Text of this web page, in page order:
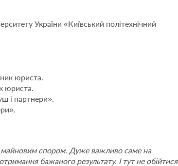
України «Київський політехнічний
юриста.
юриста.
і партнери».
майновим спором. Дуже важливо саме на
бажаного результату. І тут не обійтися